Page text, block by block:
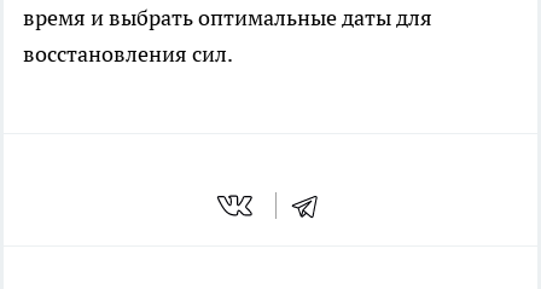
время и выбрать оптимальные даты для
восстановления сил.